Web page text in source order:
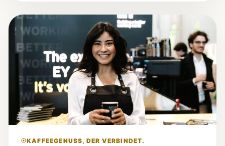
KAFFEEGENUSS, DER VERBINDET.